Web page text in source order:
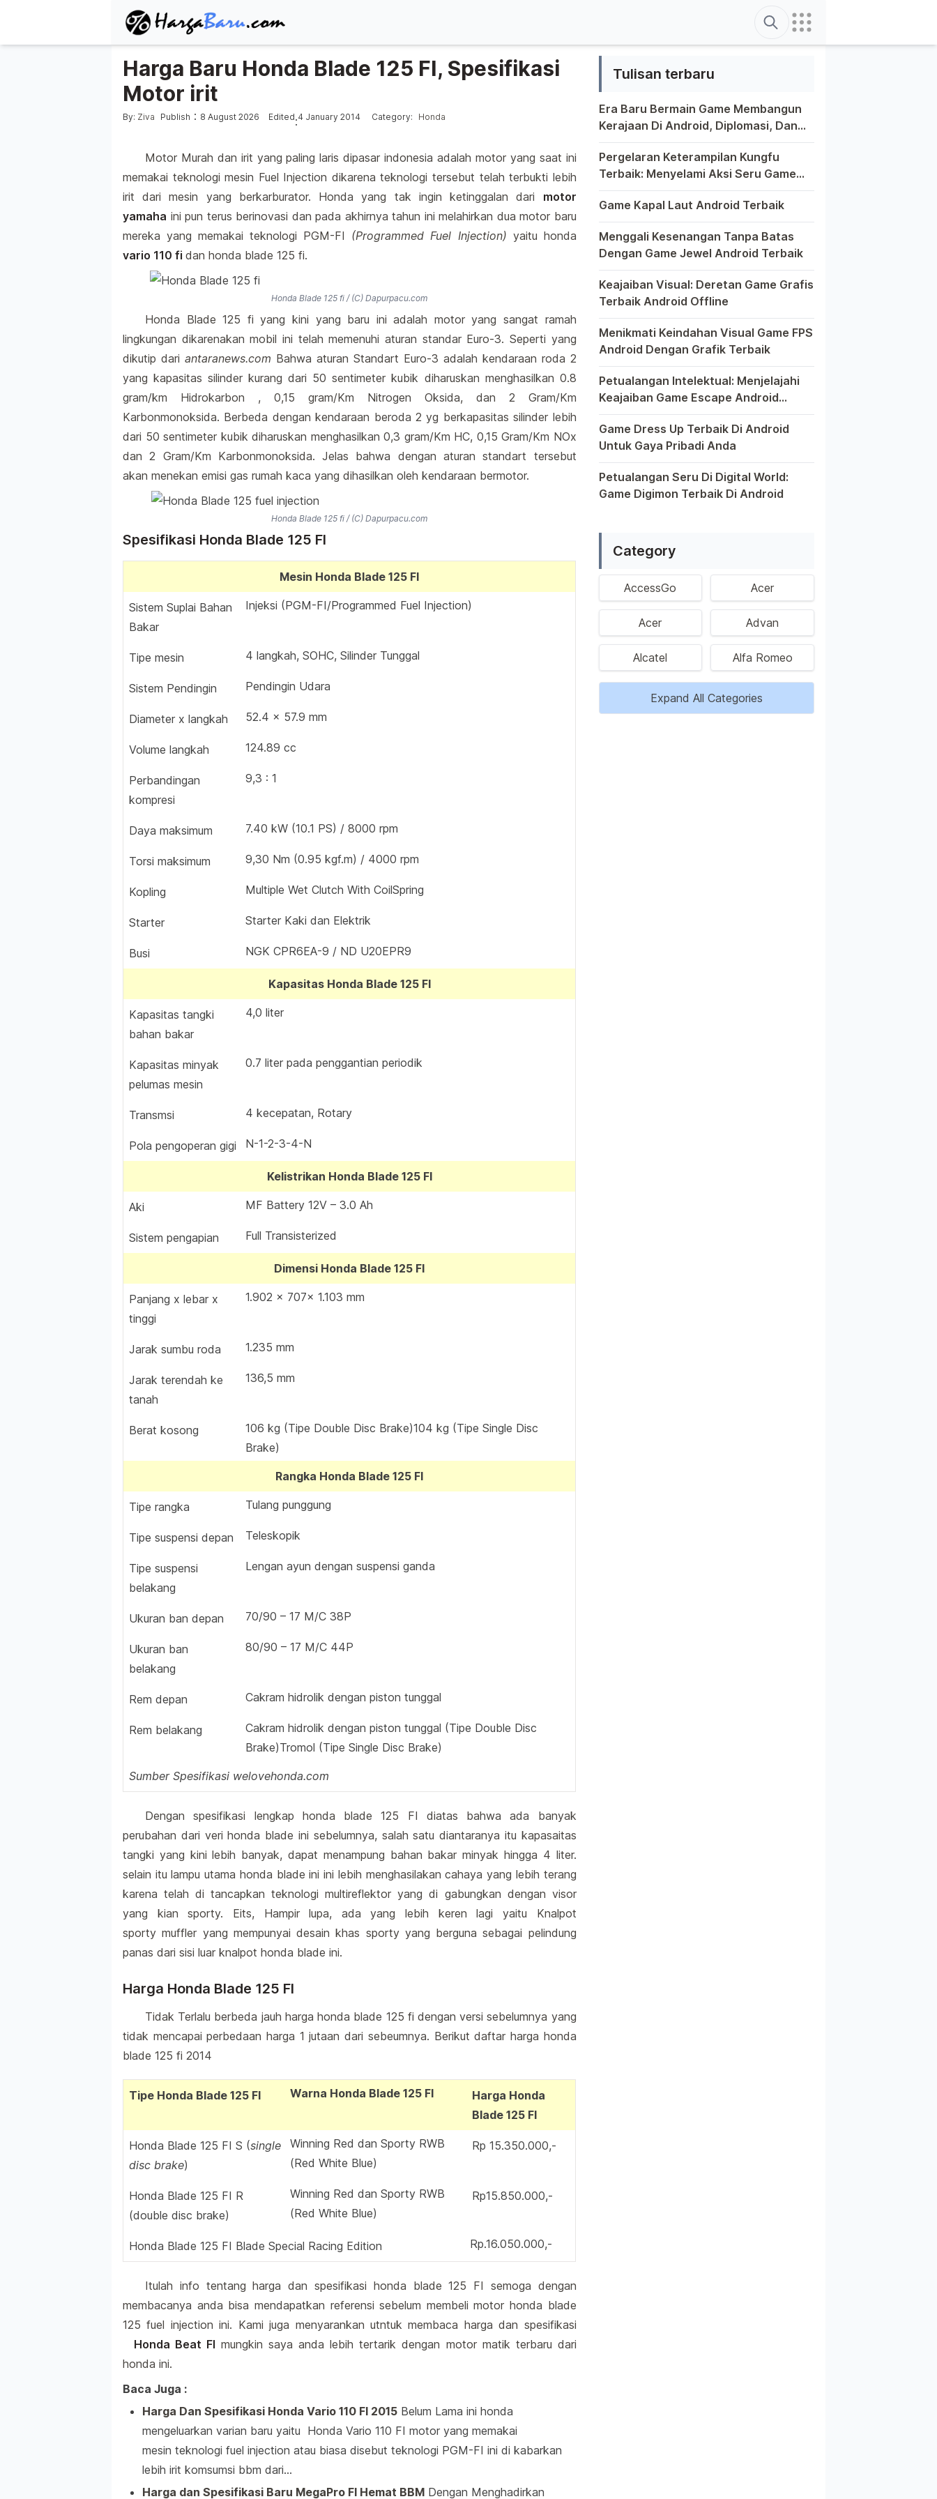
Search
Harga Baru Honda Blade 125 FI, Spesifikasi
Motor irit
Posted by
By: Ziva Publish : 8 August 2026 Edited:4 January 2014 Posted in
Category: Honda
Motor Murah dan irit yang paling laris dipasar indonesia adalah motor yang saat ini
memakai teknologi mesin Fuel Injection dikarena teknologi tersebut telah terbukti lebih
irit dari mesin yang berkarburator. Honda yang tak ingin ketinggalan dari motor
yamaha ini pun terus berinovasi dan pada akhirnya tahun ini melahirkan dua motor baru
mereka yang memakai teknologi PGM-FI (Programmed Fuel Injection) yaitu honda
vario 110 fi dan honda blade 125 fi.
Honda Blade 125 fi / (C)Dapurpacu.com
Honda Blade 125 fi yang kini yang baru ini adalah motor yang sangat ramah
lingkungan dikarenakan mobil ini telah memenuhi aturan standar Euro-3. Seperti yang
dikutip dari antaranews.com Bahwa aturan Standart Euro-3 adalah kendaraan roda 2
yang kapasitas silinder kurang dari 50 sentimeter kubik diharuskan menghasilkan 0.8
gram/km Hidrokarbon , 0,15 gram/Km Nitrogen Oksida, dan 2 Gram/Km
Karbonmonoksida. Berbeda dengan kendaraan beroda 2 yg berkapasitas silinder lebih
dari 50 sentimeter kubik diharuskan menghasilkan 0,3 gram/Km HC, 0,15 Gram/Km NOx
dan 2 Gram/Km Karbonmonoksida. Jelas bahwa dengan aturan standart tersebut
akan menekan emisi gas rumah kaca yang dihasilkan oleh kendaraan bermotor.
Honda Blade 125 fi / (C)Dapurpacu.com
Spesifikasi Honda Blade 125 FI
Mesin Honda Blade 125 FI
Sistem Suplai Bahan
Bakar
Injeksi (PGM-FI/Programmed Fuel Injection)
Tipe mesin 4 langkah, SOHC, Silinder Tunggal
Sistem Pendingin Pendingin Udara
Diameter x langkah 52.4 x 57.9 mm
Volume langkah 124.89 cc
Perbandingan
kompresi
9,3 : 1
Daya maksimum 7.40 kW (10.1 PS) / 8000 rpm
Torsi maksimum 9,30 Nm (0.95 kgf.m) / 4000 rpm
Kopling Multiple Wet Clutch With CoilSpring
Starter Starter Kaki dan Elektrik
Busi NGK CPR6EA-9 / ND U20EPR9
Kapasitas Honda Blade 125 FI
Kapasitas tangki
bahan bakar
4,0 liter
Kapasitas minyak
pelumas mesin
0.7 liter pada penggantian periodik
Transmsi 4 kecepatan, Rotary
Pola pengoperan gigi N-1-2-3-4-N
Kelistrikan Honda Blade 125 FI
Aki MF Battery 12V – 3.0 Ah
Sistem pengapian Full Transisterized
Dimensi Honda Blade 125 FI
Panjang x lebar x
tinggi
1.902 x 707x 1.103 mm
Jarak sumbu roda 1.235 mm
Jarak terendah ke
tanah
136,5 mm
Berat kosong
106 kg (Tipe Double Disc Brake)104 kg (Tipe Single Disc
Brake)
Rangka Honda Blade 125 FI
Tipe rangka Tulang punggung
Tipe suspensi depan Teleskopik
Tipe suspensi
belakang
Lengan ayun dengan suspensi ganda
Ukuran ban depan 70/90 – 17 M/C 38P
Ukuran ban
belakang
80/90 – 17 M/C 44P
Rem depan Cakram hidrolik dengan piston tunggal
Rem belakang
Cakram hidrolik dengan piston tunggal (Tipe Double Disc
Brake)Tromol (Tipe Single Disc Brake)
Sumber Spesifikasi welovehonda.com
Dengan spesifikasi lengkap honda blade 125 FI diatas bahwa ada banyak
perubahan dari veri honda blade ini sebelumnya, salah satu diantaranya itu kapasaitas
tangki yang kini lebih banyak, dapat menampung bahan bakar minyak hingga 4 liter.
selain itu lampu utama honda blade ini ini lebih menghasilakan cahaya yang lebih terang
karena telah di tancapkan teknologi multireflektor yang di gabungkan dengan visor
yang kian sporty. Eits, Hampir lupa, ada yang lebih keren lagi yaitu Knalpot
sporty muffler yang mempunyai desain khas sporty yang berguna sebagai pelindung
panas dari sisi luar knalpot honda blade ini.
Harga Honda Blade 125 FI
Tidak Terlalu berbeda jauh harga honda blade 125 fi dengan versi sebelumnya yang
tidak mencapai perbedaan harga 1 jutaan dari sebeumnya. Berikut daftar harga honda
blade 125 fi 2014
Tipe Honda Blade 125 FI Warna Honda Blade 125 FI
Harga Honda
Blade 125 FI
Honda Blade 125 FI S (single
disc brake)
Winning Red dan Sporty RWB
(Red White Blue)
Rp 15.350.000,-
Honda Blade 125 FI R
(double disc brake)
Winning Red dan Sporty RWB
(Red White Blue)
Rp15.850.000,-
Honda Blade 125 FI Blade Special Racing Edition Rp.16.050.000,-
Itulah info tentang harga dan spesifikasi honda blade 125 FI semoga dengan
membacanya anda bisa mendapatkan referensi sebelum membeli motor honda blade
125 fuel injection ini. Kami juga menyarankan utntuk membaca harga dan spesifikasi
Honda Beat FI mungkin saya anda lebih tertarik dengan motor matik terbaru dari
honda ini.
Baca Juga :
Harga Dan Spesifikasi Honda Vario 110 FI 2015 Belum Lama ini honda
mengeluarkan varian baru yaitu Honda Vario 110 FI motor yang memakai
mesin teknologi fuel injection atau biasa disebut teknologi PGM-FI ini di kabarkan
lebih irit komsumsi bbm dari…
Harga dan Spesifikasi Baru MegaPro FI Hemat BBM Dengan Menghadirkan
Tulisan terbaru
Era Baru Bermain Game Membangun
Kerajaan Di Android, Diplomasi, Dan
Kreativitas Di Ujung Jari Anda
Bermain game di platform Android telah menjadi bagian yang
Pergelaran Keterampilan Kungfu
Terbaik: Menyelami Aksi Seru Game
Kungfu Di Android
Dunia game selalu menawarkan pengalaman yang menghibur
Game Kapal Laut Android Terbaik
Di dunia game Android yang kaya dengan berbagai jenis
Menggali Kesenangan Tanpa Batas
Dengan Game Jewel Android Terbaik
Dalam hiruk-pikuk dunia game Android, ada satu genre yang
Keajaiban Visual: Deretan Game Grafis
Terbaik Android Offline
Ponsel pintar telah mengubah cara kita bermain game, dan
Menikmati Keindahan Visual Game FPS
Android Dengan Grafik Terbaik
Semakin berkembangnya teknologi di era digital saat ini,
Petualangan Intelektual: Menjelajahi
Keajaiban Game Escape Android
Terbaik
Dalam dunia game Android, genre escape telah mencuri
Game Dress Up Terbaik Di Android
Untuk Gaya Pribadi Anda
Saat ini, platform Android telah menjadi wadah kreativitas bagi
Petualangan Seru Di Digital World:
Game Digimon Terbaik Di Android
Category
AccessGo Acer
Acer Advan
Alcatel Alfa Romeo
Expand All Categories